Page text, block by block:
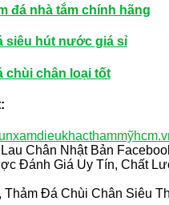
đá nhà tắm chính hãng
siêu hút nước giá sỉ
chùi chân loại tốt
Chân Nhật Bản
Đánh Giá Uy Tín, Chất
Thảm Đá Chùi Chân Siêu